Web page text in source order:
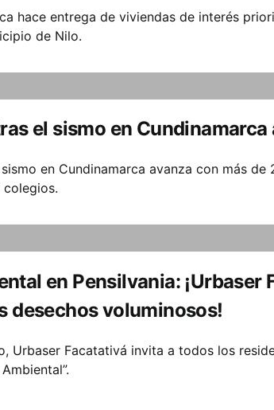
hace entrega de viviendas de interés
de Nilo.
el sismo en Cundinamarca
en Cundinamarca avanza con más
colegios.
en Pensilvania: ¡Urbaser
desechos voluminosos!
Urbaser Facatativá invita a todos los